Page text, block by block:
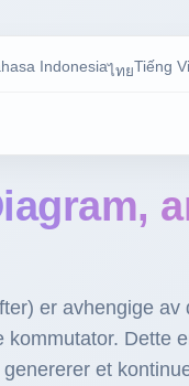
IndonesiaไทยTiếng
er avhengige av
Dette
et